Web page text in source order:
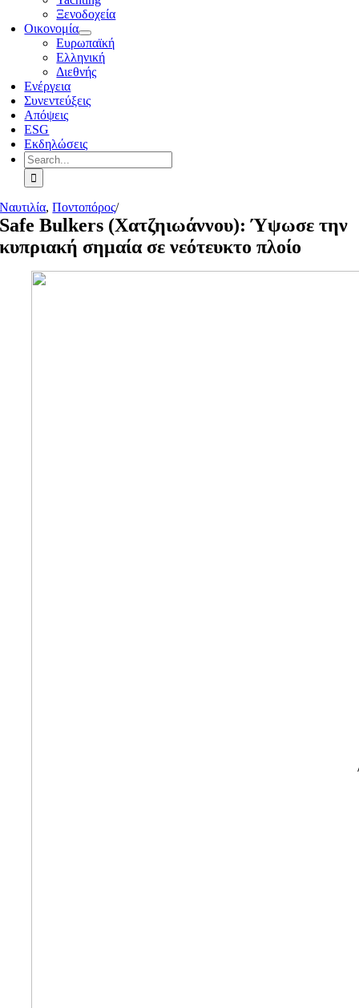
Ξενοδοχεία
Οικονομία
Ευρωπαϊκή
Ελληνική
Διεθνής
Ενέργεια
Συνεντεύξεις
Απόψεις
ESG
Εκδηλώσεις
Search
for:
Ναυτιλία,Ποντοπόρος/
Safe Bulkers (Χατζηιωάννου): Ύψωσε την
κυπριακή σημαία σε νεότευκτο πλοίο